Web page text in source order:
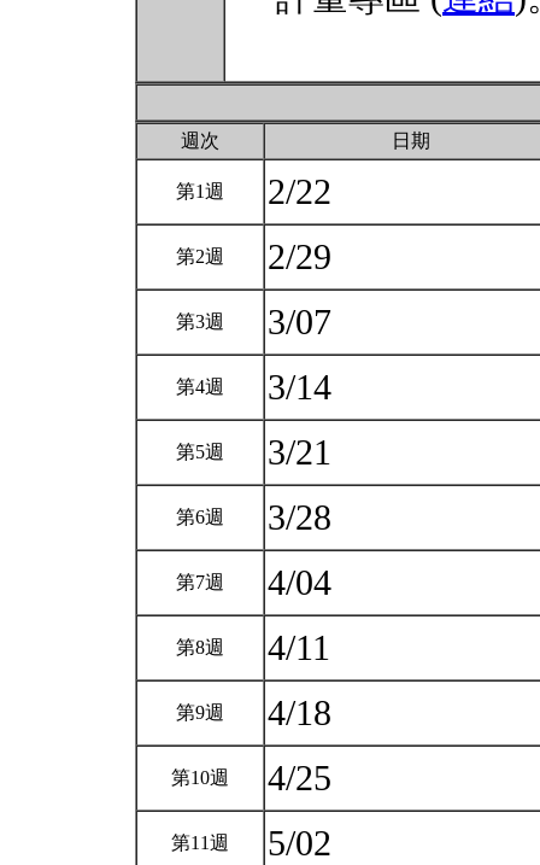
週次 日期
第1週 2/22
第2週 2/29
第3週 3/07
第4週 3/14
第5週 3/21
第6週 3/28
第7週 4/04
第8週 4/11
第9週 4/18
第10週 4/25
第11週 5/02